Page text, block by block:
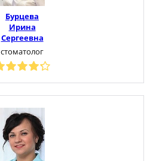
Бурцева
Ирина
Сергеевна
стоматолог